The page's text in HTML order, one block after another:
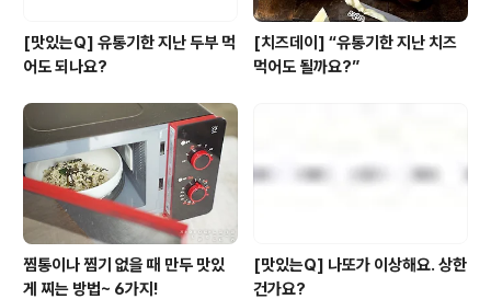
[맛있는Q] 유통기한 지난 두부 먹
어도 되나요?
[치즈데이] “유통기한 지난 치즈
먹어도 될까요?”
찜통이나 찜기 없을 때 만두 맛있
게 찌는 방법~ 6가지!
[맛있는Q] 나또가 이상해요. 상한
건가요?